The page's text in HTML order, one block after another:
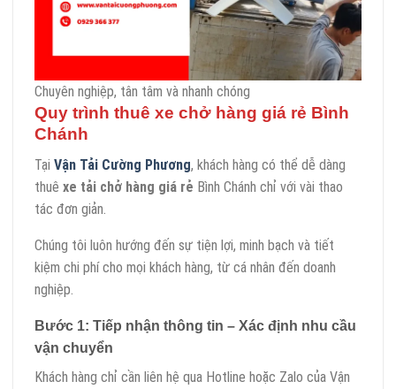
Chuyên nghiệp, tân tâm và nhanh chóng
Quy trình thuê xe chở hàng giá rẻ Bình
Chánh
Tại Vận Tải Cường Phương, khách hàng có thể dễ dàng
thuê xe tải chở hàng giá rẻ Bình Chánh chỉ với vài thao
tác đơn giản.
Chúng tôi luôn hướng đến sự tiện lợi, minh bạch và tiết
kiệm chi phí cho mọi khách hàng, từ cá nhân đến doanh
nghiệp.
Bước 1: Tiếp nhận thông tin – Xác định nhu cầu
vận chuyển
Khách hàng chỉ cần liên hệ qua Hotline hoặc Zalo của Vận